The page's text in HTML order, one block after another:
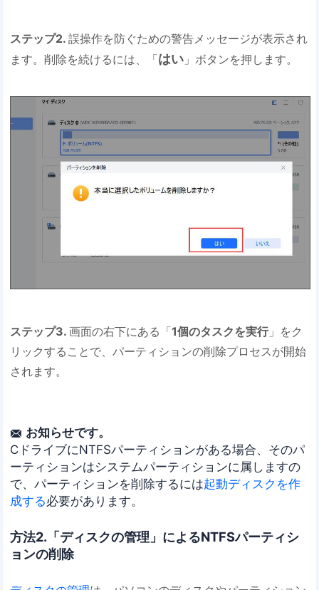
ステップ2.誤操作を防ぐための警告メッセージが表示され
ます。削除を続けるには、「はい 」ボタンを押します。
ステップ3.画面の右下にある「1個のタスクを実行」をク
リックすることで、パーティションの削除プロセスが開始
されます。
 お知らせです。
CドライブにNTFSパーティションがある場合、そのパ
ーティションはシステムパーティションに属しますの
で、パーティションを削除するには起動ディスクを作
成する必要があります。
方法2.「ディスクの管理」によるNTFSパーティシ
ョンの削除